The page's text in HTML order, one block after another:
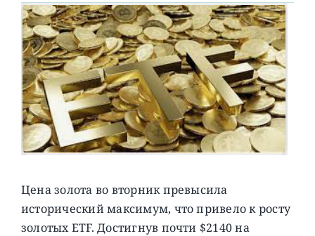
Цена золота во вторник превысила
исторический максимум, что привело к росту
золотых ETF. Достигнув почти $2140 на